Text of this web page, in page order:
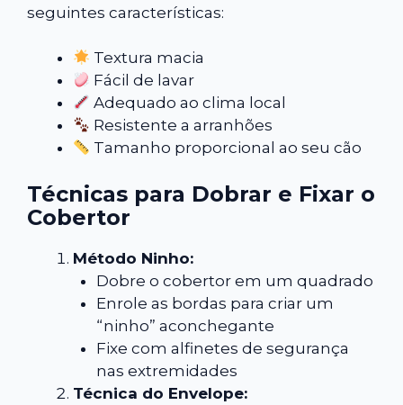
seguintes características:
Textura macia
Fácil de lavar
Adequado ao clima local
Resistente a arranhões
Tamanho proporcional ao seu cão
Técnicas para Dobrar e Fixar o
Cobertor
Método Ninho:
Dobre o cobertor em um quadrado
Enrole as bordas para criar um
“ninho” aconchegante
Fixe com alfinetes de segurança
nas extremidades
Técnica do Envelope: